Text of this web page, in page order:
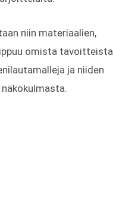
niin materiaalien,
omista tavoitteista
ja niiden